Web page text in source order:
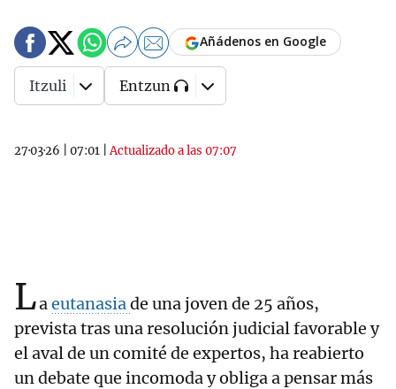
27·03·26 07:01 |Actualizado a las 07:07
Añádenos en Google
Itzuli Entzun
Laeutanasiade una joven de 25 años,
prevista tras una resolución judicial favorable y
el aval de un comité de expertos, ha reabierto
un debate que incomoda y obliga a pensar más